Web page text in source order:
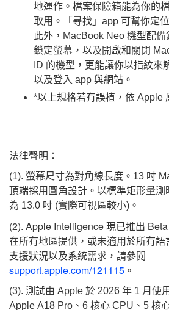
地運作。檔案保險箱能為你的
取用。「尋找」app 可幫你定
此外，MacBook Neo 機型配
鎖定螢幕，以及開啟和關閉
ID 的機型，更能讓你以指紋來
以及登入 app 與網站。
*以上規格若有誤植，依 Apple
法律聲明：
(1). 螢幕尺寸為對角線長度。13 吋
頂端採用圓角設計。以標準矩形量
為 13.0 吋 (實際可視區較小)。
(2). Apple Intelligence 現已推出
在所有地區提供，或未適用於所有
支援狀況以及系統需求，請參閱
support.apple.com/121115 。
(3). 測試由 Apple 於 2026 年 1 月使
Apple A18 Pro、6 核心 CPU、5 核